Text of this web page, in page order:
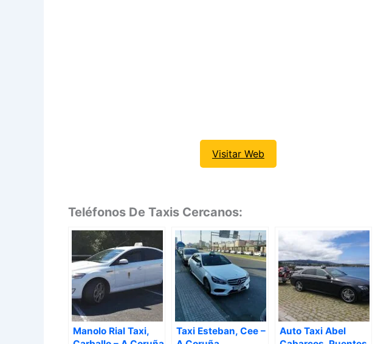
Visitar Web
Teléfonos De Taxis Cercanos:
Manolo Rial Taxi,
Taxi Esteban, Cee –
Auto Taxi Abel